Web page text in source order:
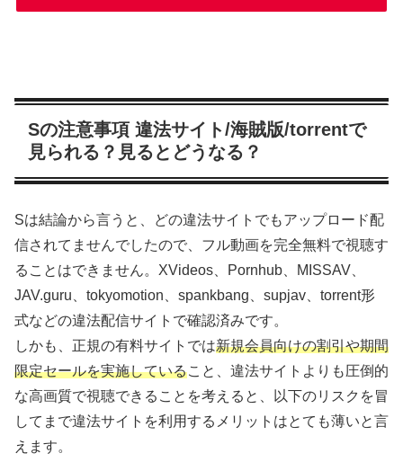
Sの注意事項 違法サイト/海賊版/torrentで
見られる？見るとどうなる？
Sは結論から言うと、どの違法サイトでもアップロード配
信されてませんでしたので、フル動画を完全無料で視聴す
ることはできません。XVideos、Pornhub、MISSAV、
JAV.guru、tokyomotion、spankbang、supjav、torrent形
式などの違法配信サイトで確認済みです。
しかも、正規の有料サイトでは新規会員向けの割引や期間
限定セールを実施していること、違法サイトよりも圧倒的
な高画質で視聴できることを考えると、以下のリスクを冒
してまで違法サイトを利用するメリットはとても薄いと言
えます。